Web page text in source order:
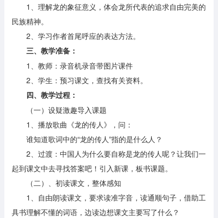
1、理解龙的象征意义，体会龙所代表的追求自由完美的
民族精神。
2、学习作者首尾呼应的表达方法。
三、教学准备：
1、教师：录音机录音带图片课件
2、学生：预习课文，查找有关资料。
四、教学过程：
（一）设疑激趣导入课题
1、播放歌曲《龙的传人》，问：
谁知道歌词中的“龙的传人”指的是什么人？
2、过渡：中国人为什么要自称是龙的传人呢？让我们一
起到课文中去寻找答案吧！引入新课，板书课题。
（二）、初读课文，整体感知
1、自由朗读课文，要求读准字音，读通顺句子，借助工
具书理解不懂的词语，边读边想课文主要写了什么？